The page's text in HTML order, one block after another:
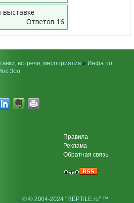
Ответов 16
встречи, мероприятия » Инфа по
Зоо
Правила
Реклама
Обратная связь
® © 2004-2024 "REPTILE.ru" ™